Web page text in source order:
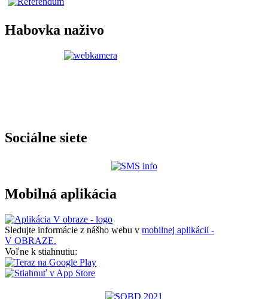
Habovka naživo
Sociálne siete
Mobilná aplikácia
Sledujte informácie z nášho webu v mobilnej aplikácii -
V OBRAZE.
Voľne k stiahnutiu: